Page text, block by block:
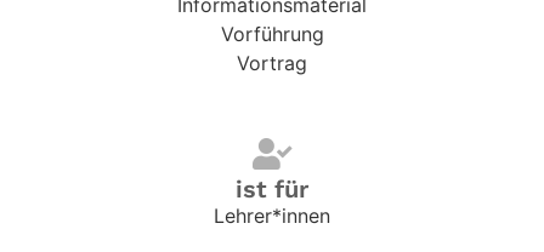
Vorführung
Vortrag
ist für
Lehrer*innen